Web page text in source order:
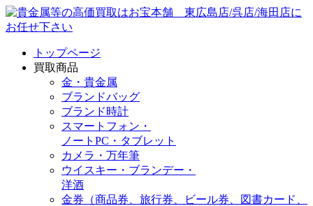
トップページ
買取商品
金・貴金属
ブランドバッグ
ブランド時計
スマートフォン・
ノートPC・タブレット
カメラ・万年筆
ウイスキー・ブランデー・
洋酒
金券（商品券、旅行券、ビール券、図書カード、